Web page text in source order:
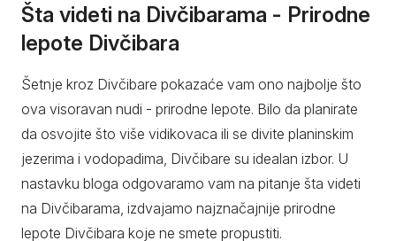
Šta videti na Divčibarama - Prirodne
lepote Divčibara
Šetnje kroz Divčibare pokazaće vam ono najbolje što
ova visoravan nudi - prirodne lepote. Bilo da planirate
da osvojite što više vidikovaca ili se divite planinskim
jezerima i vodopadima, Divčibare su idealan izbor. U
nastavku bloga odgovaramo vam na pitanje šta videti
na Divčibarama, izdvajamo najznačajnije prirodne
lepote Divčibara koje ne smete propustiti.